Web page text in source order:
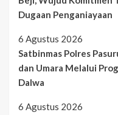
Dugaan Penganiayaan
6 Agustus 2026
Satbinmas Polres
dan Umara Melalui
Dalwa
6 Agustus 2026